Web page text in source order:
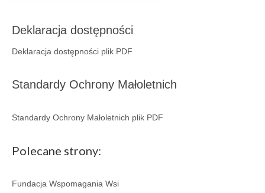
w Porąbce.
Galeria 2025
Deklaracja dostępności
Deklaracja dostępności plik PDF
Standardy Ochrony Małoletnich
Standardy Ochrony Małoletnich plik PDF
Polecane strony:
Fundacja Wspomagania Wsi